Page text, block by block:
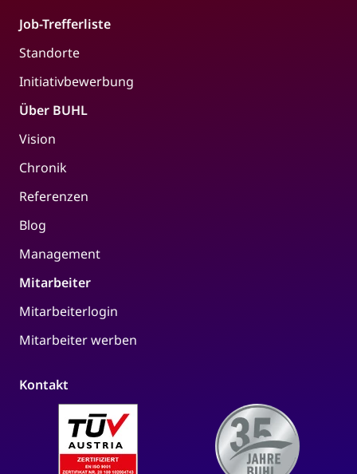
Job-Trefferliste
Standorte
Initiativbewerbung
Über BUHL
Vision
Chronik
Referenzen
Blog
Management
Mitarbeiter
Mitarbeiterlogin
Mitarbeiter werben
Kontakt